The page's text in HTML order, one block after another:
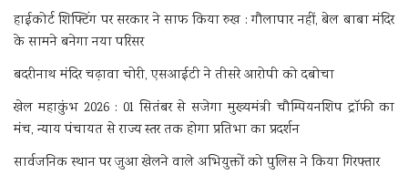
हाईकोर्ट शिफ्टिंग पर सरकार ने साफ किया रुख : गौलापार नहीं, बेल बाबा मंदिर
के सामने बनेगा नया परिसर
बदरीनाथ मंदिर चढ़ावा चोरी, एसआईटी ने तीसरे आरोपी को दबोचा
खेल महाकुंभ 2026 : 01 सितंबर से सजेगा मुख्यमंत्री चौम्पियनशिप ट्रॉफी का
मंच, न्याय पंचायत से राज्य स्तर तक होगा प्रतिभा का प्रदर्शन
सार्वजनिक स्थान पर जुआ खेलने वाले अभियुक्तों को पुलिस ने किया गिरफ्तार